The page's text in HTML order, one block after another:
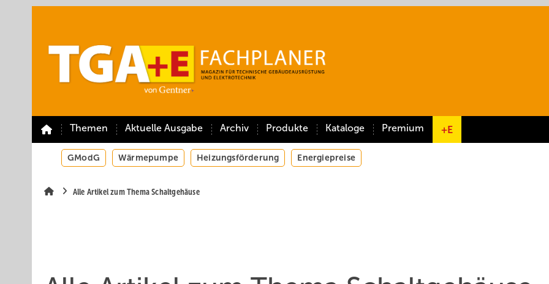
Themen Aktuelle Ausgabe Archiv Produkte Kataloge Premium +E
GModG Wärmepumpe Heizungsförderung Energiepreise
Alle Artikel zum Thema Schaltgehäuse